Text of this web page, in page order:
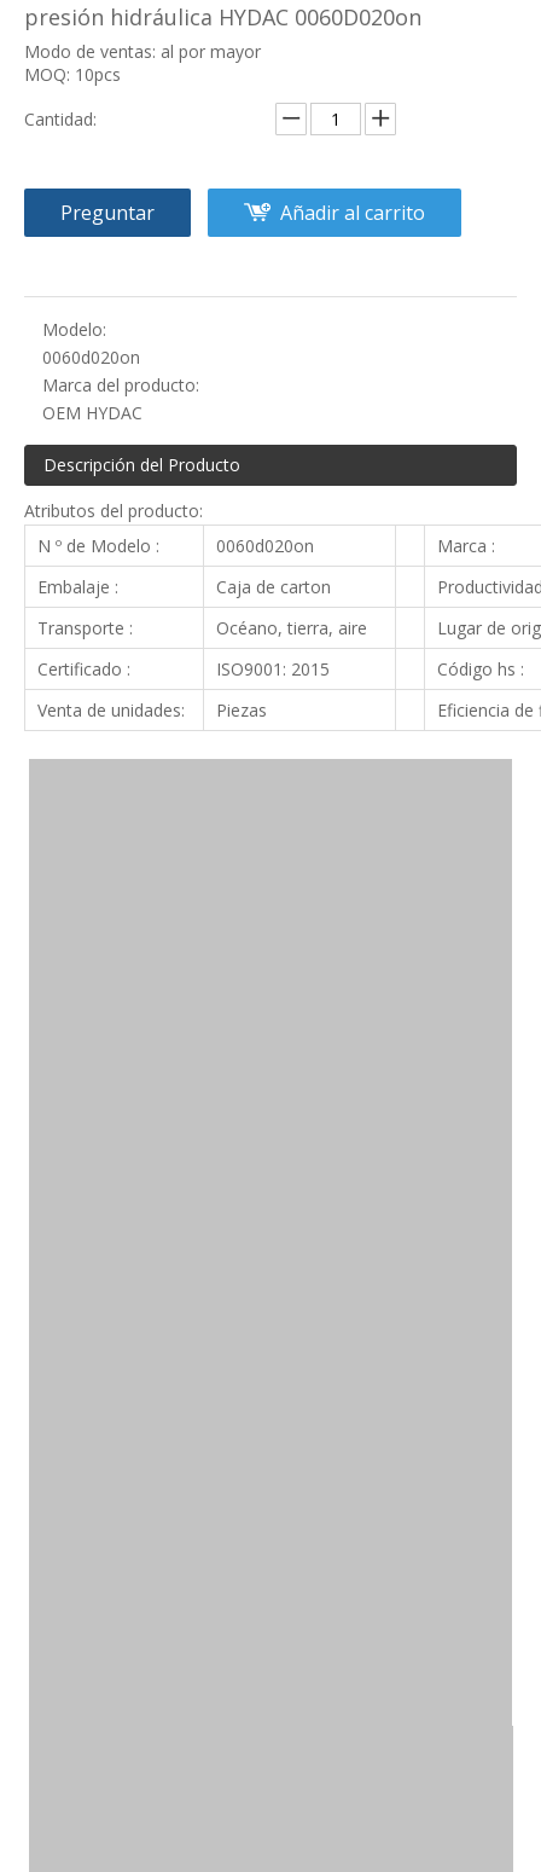
presión hidráulica HYDAC 0060D020on
Modo de ventas: al por mayor
MOQ: 10pcs
Cantidad:
Preguntar Añadir al carrito
Modelo:
0060d020on
Marca del producto:
OEM HYDAC
Descripción del Producto
Atributos del producto:
N º de Modelo :
0060d020on
Marca :
Embalaje :
Caja de carton
Transporte :
Océano, tierra, aire
Lugar de
Certificado :
ISO9001: 2015
Código hs :
Venta de unidades:
Piezas Eficiencia